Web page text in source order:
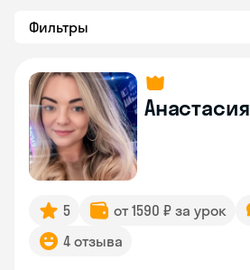
Фильтры
Анастасия
5 от 1590 ₽ за урок
4 отзыва